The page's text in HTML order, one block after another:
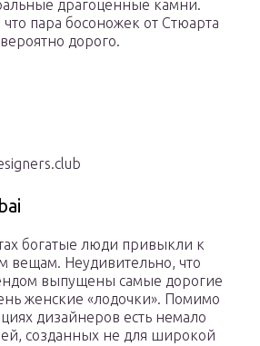
драгоценные камни.
пара босоножек от Стюарта
дорого.
богатые люди привыкли к
вещам. Неудивительно, что
выпущены самые дорогие
женские «лодочки». Помимо
дизайнеров есть немало
созданных не для широкой